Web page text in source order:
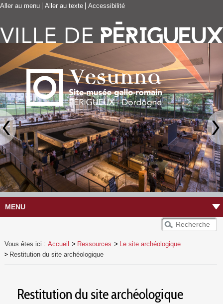
Aller au menu Aller au texte Accessibilité
MENU
VESUNNA
PUBLICS
RESSOURCES
Vous êtes ici : Accueil Ressources
Le site archéologique
Restitution du site archéologique
Restitution du site archéologique